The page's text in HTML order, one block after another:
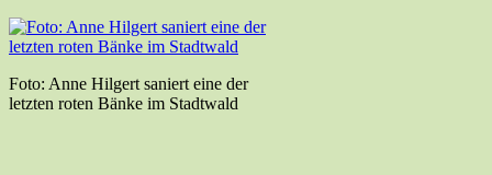
Foto: Anne Hilgert saniert eine der
letzten roten Bänke im Stadtwald